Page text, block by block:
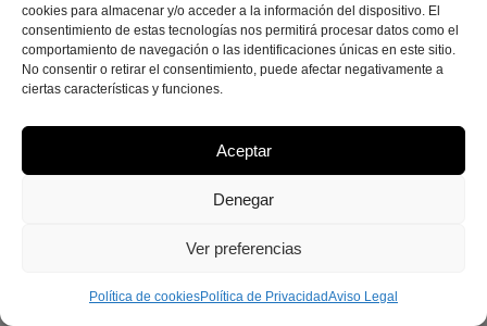
cookies para almacenar y/o acceder a la información del dispositivo. El
consentimiento de estas tecnologías nos permitirá procesar datos como el
comportamiento de navegación o las identificaciones únicas en este sitio.
No consentir o retirar el consentimiento, puede afectar negativamente a
ciertas características y funciones.
Aceptar
Denegar
Ver preferencias
Política de cookiesPolítica de PrivacidadAviso Legal
Laila Victoria © copyright 2025